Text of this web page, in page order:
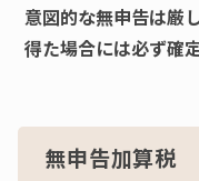
意図的な無申告は厳
得た場合には必ず確
無申告加算税